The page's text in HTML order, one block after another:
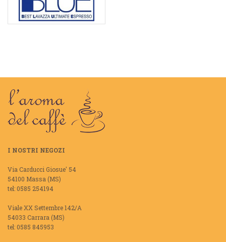
I NOSTRI NEGOZI
Via Carducci Giosue' 54
54100 Massa (MS)
tel: 0585 254194
Viale XX Settembre 142/A
54033 Carrara (MS)
tel: 0585 845953